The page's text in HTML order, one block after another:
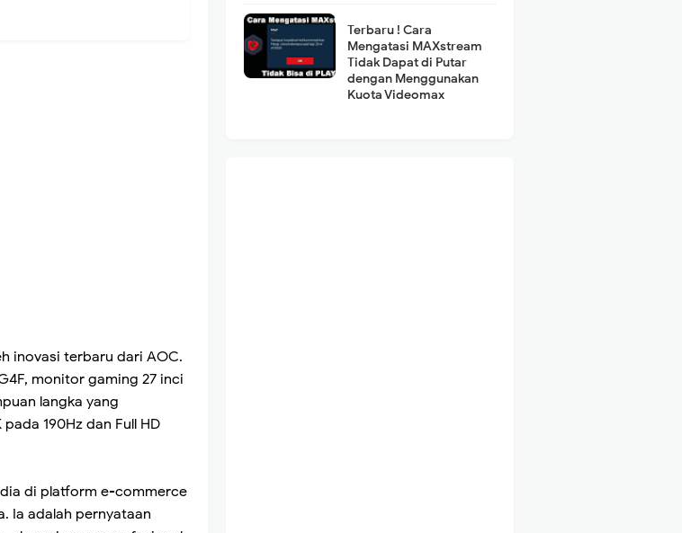
inovasi terbaru dari AOC.
monitor gaming 27 inci
langka yang
190Hz dan Full HD
di platform e-commerce
Ia adalah pernyataan
Terbaru ! Cara
Mengatasi MAXstream
Tidak Dapat di Putar
dengan Menggunakan
Kuota Videomax